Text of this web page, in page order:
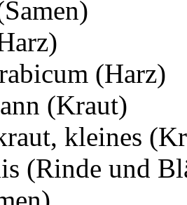
(Harz)
(Kraut)
kleines
(Rinde und